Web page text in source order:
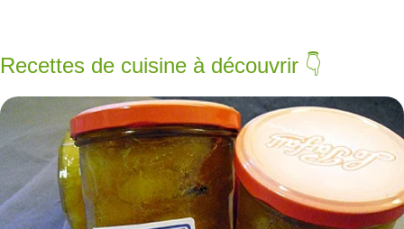
Recettes de cuisine à découvrir 👇